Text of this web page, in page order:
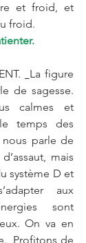
et froid, et
froid.
La figure
de sagesse.
calmes et
temps des
nous parle de
mais
système D et
aux
sont
On va en
Profitons de